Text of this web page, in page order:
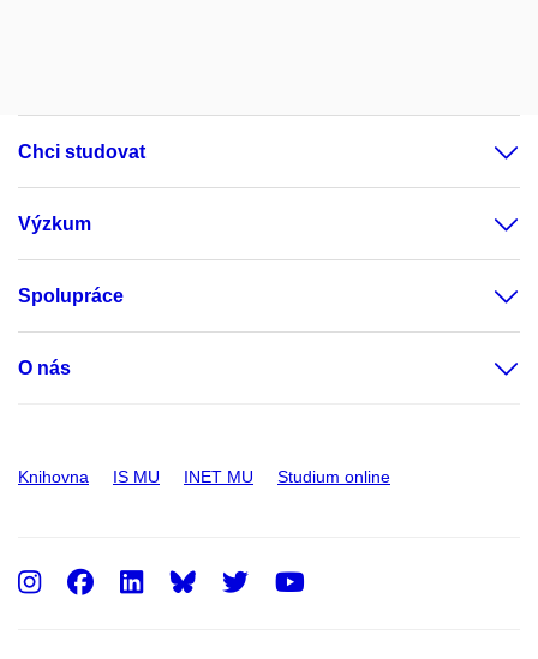
Chci studovat
Výzkum
Spolupráce
O nás
Knihovna IS MU INET MU Studium online
Instagram
Facebook
LinkedInTwitter